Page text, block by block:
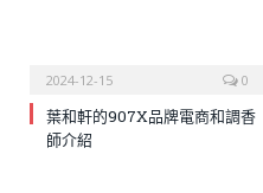
2024-12-15 0
葉和軒的907X品牌電商和調香
師介紹